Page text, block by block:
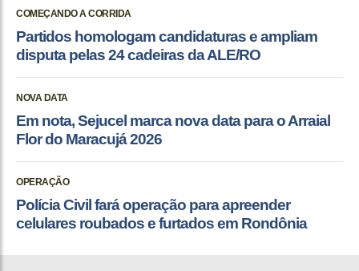
COMEÇANDO A CORRIDA
Partidos homologam candidaturas e ampliam
disputa pelas 24 cadeiras da ALE/RO
NOVA DATA
Em nota, Sejucel marca nova data para o Arraial
Flor do Maracujá 2026
OPERAÇÃO
Polícia Civil fará operação para apreender
celulares roubados e furtados em Rondônia